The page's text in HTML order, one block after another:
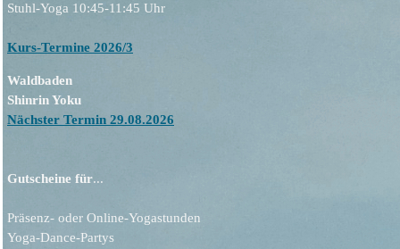
Stuhl-Yoga 10:45-11:45 Uhr
Kurs-Termine 2026/3
Waldbaden
Shinrin Yoku
Nächster Termin 29.08.2026
Gutscheine für...
Präsenz- oder Online-Yogastunden
Yoga-Dance-Partys